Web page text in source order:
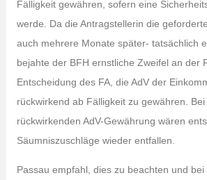
Fälligkeit gewähren, sofern eine
werde. Da die Antragstellerin die
auch mehrere Monate später- tatsächlich
bejahte der BFH ernstliche Zweifel an der
Entscheidung des FA, die AdV der
rückwirkend ab Fälligkeit zu gewähren.
rückwirkenden AdV-Gewährung wären
Säumniszuschläge wieder entfallen.
Passau empfahl, dies zu beachten und